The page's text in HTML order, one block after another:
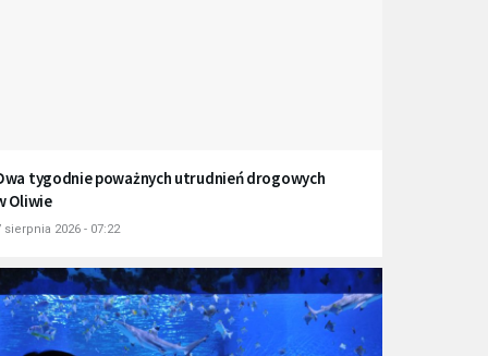
tygodnie poważnych utrudnień drogowych
Oliwie
sierpnia 2026 - 07:22